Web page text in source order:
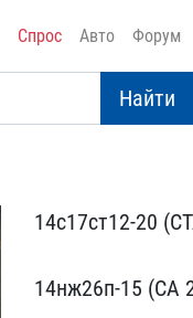
Спрос Авто Форум
Найти
14с17ст12-20
14нж26​п-15 (СА